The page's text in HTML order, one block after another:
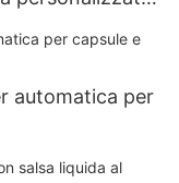
automatica per